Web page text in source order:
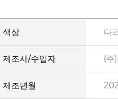
색상 다
제조사/수입자 (주
제조년월